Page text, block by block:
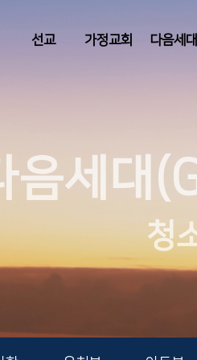
선교 가정교회 다음세대
음세대
청